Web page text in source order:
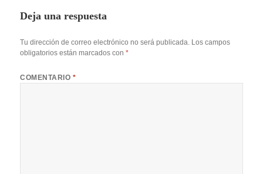
Deja una respuesta
Tu dirección de correo electrónico no será publicada. Los campos
obligatorios están marcados con*
COMENTARIO *